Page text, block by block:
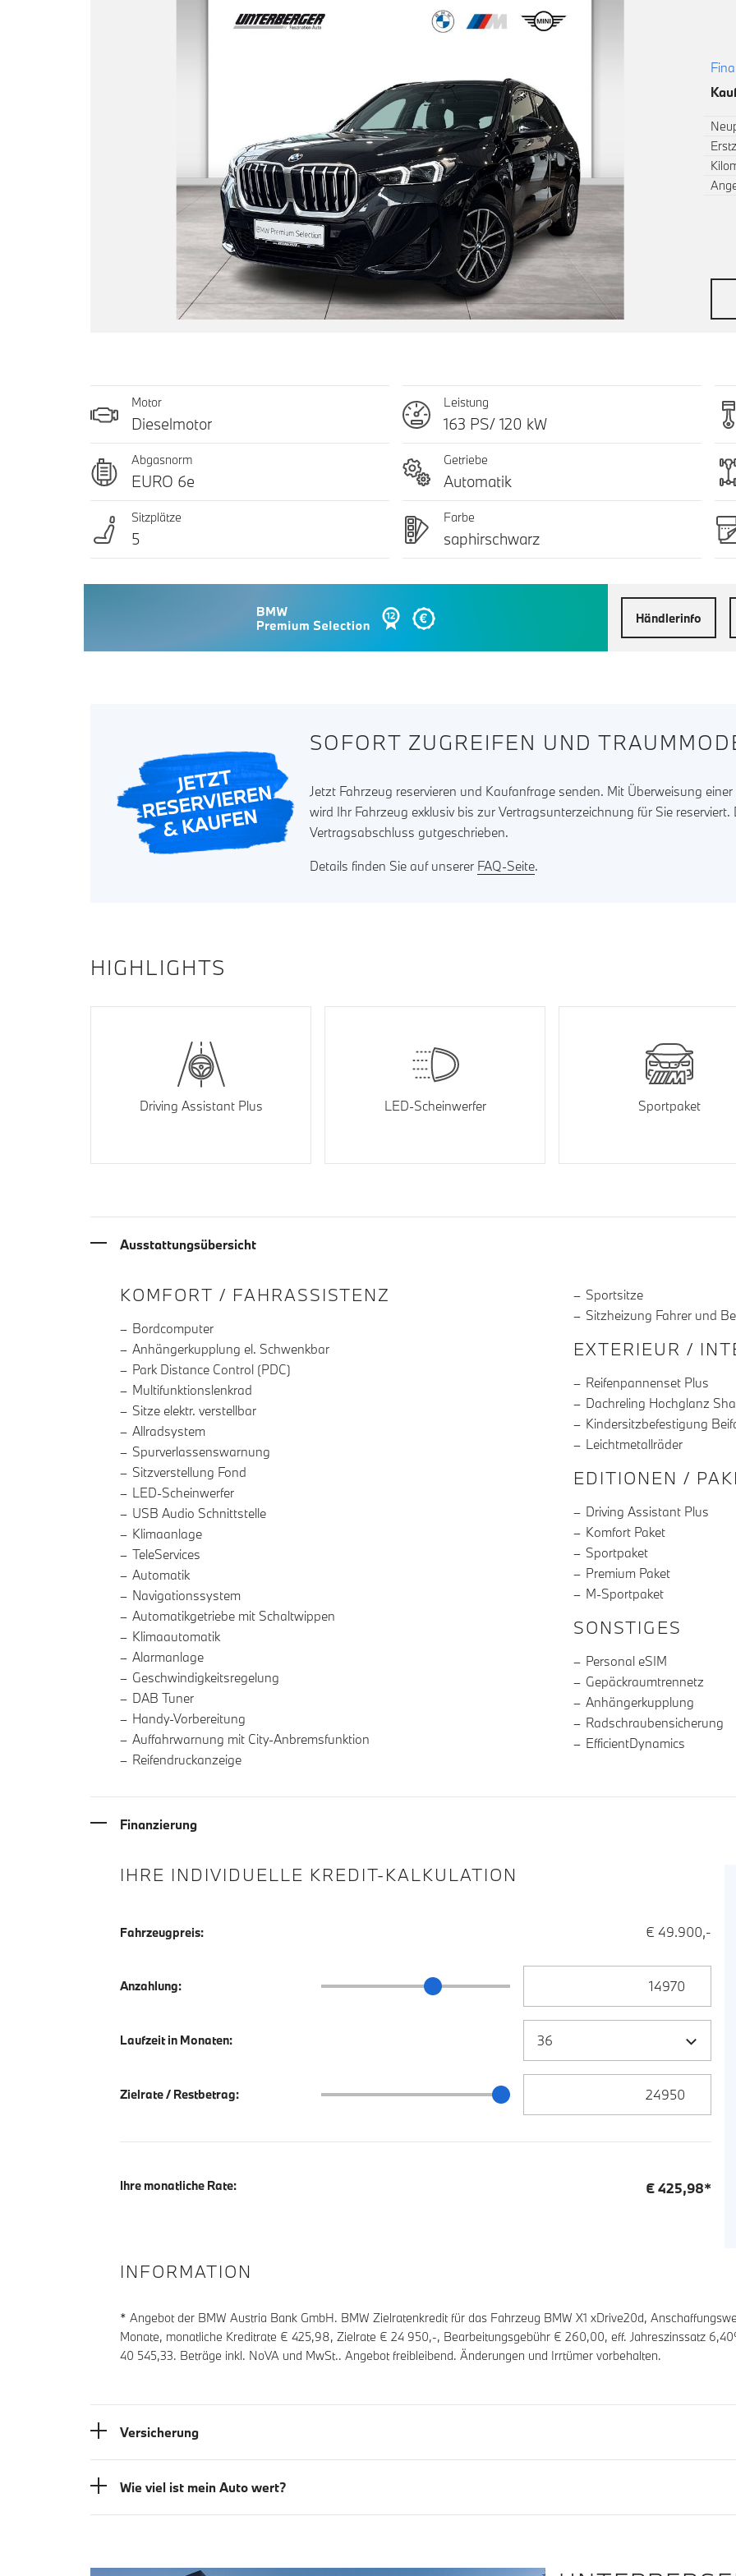
Motor
Dieselmotor
Leistung
163 PS/ 120 kW
Abgasnorm
EURO 6e
Getriebe
Automatik
Sitzplätze
5
Farbe
saphirschwarz
Händlerinfo
SOFORT ZUGREIFEN UND
Jetzt Fahrzeug reservieren und Kaufanfrage senden. Mit Überweisung
wird Ihr Fahrzeug exklusiv bis zur Vertragsunterzeichnung für Sie
Vertragsabschluss gutgeschrieben.
Details finden Sie auf unserer FAQ-Seite.
HIGHLIGHTS
Driving Assistant Plus LED-Scheinwerfer Sportpaket
Ausstattungsübersicht
INFORMATIONEN ÜBER DIE AUSSTATTUNG
KOMFORT / FAHRASSISTENZ
Bordcomputer
Anhängerkupplung el. Schwenkbar
Park Distance Control (PDC)
Multifunktionslenkrad
Sitze elektr. verstellbar
Allradsystem
Spurverlassenswarnung
Sitzverstellung Fond
LED-Scheinwerfer
USB Audio Schnittstelle
Klimaanlage
TeleServices
Automatik
Navigationssystem
Automatikgetriebe mit Schaltwippen
Klimaautomatik
Alarmanlage
Geschwindigkeitsregelung
DAB Tuner
Handy-Vorbereitung
Auffahrwarnung mit City-Anbremsfunktion
Reifendruckanzeige
Sportsitze
Sitzheizung Fahrer und
EXTERIEUR /
Reifenpannenset Plus
Dachreling Hochglanz
Kindersitzbefestigung
Leichtmetallräder
EDITIONEN /
Driving Assistant Plus
Komfort Paket
Sportpaket
Premium Paket
M-Sportpaket
SONSTIGES
Personal eSIM
Gepäckraumtrennetz
Anhängerkupplung
Radschraubensicherung
EfficientDynamics
Finanzierung
IHRE INDIVIDUELLE KREDIT-KALKULATION
Fahrzeugpreis: € 49.900,-
Anzahlung: Anzahlung Schieberegler
Laufzeit in Monaten:
Zielrate / Restbetrag: Zielrate / Restbetrag Schieberegler
Ihre monatliche Rate: €425,98*
INFORMATION
* Angebot der BMW Austria Bank GmbH. BMW Zielratenkredit für das Fahrzeug BMW X1 xDrive20d,
Monate, monatliche Kreditrate € 425,98, Zielrate € 24 950,-, Bearbeitungsgebühr € 260,00, eff. Jahreszinssatz 6,40
40 545,33. Beträge inkl. NoVA und MwSt.. Angebot freibleibend. Änderungen und Irrtümer vorbehalten.
Versicherung
Wie viel ist mein Auto wert?